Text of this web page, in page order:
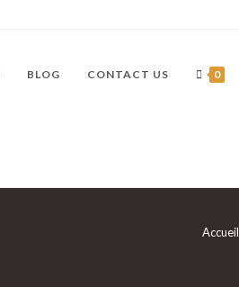
BLOG CONTACT US 0
Accueil